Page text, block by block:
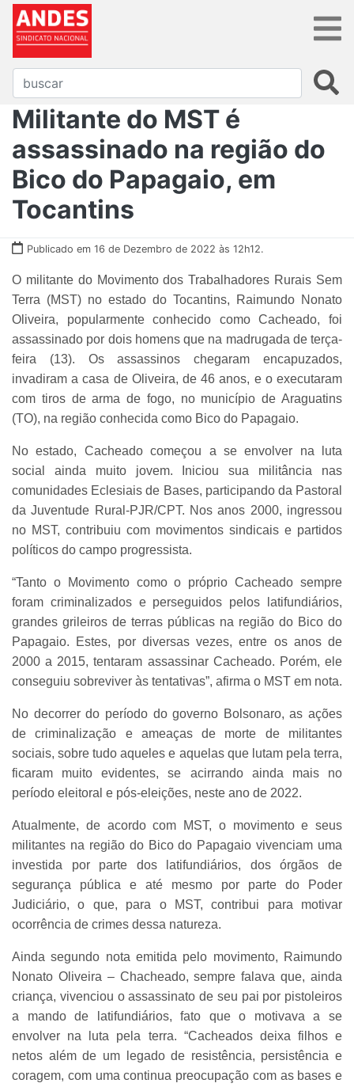
Militante do MST é
assassinado na região do
Bico do Papagaio, em
Tocantins
Publicado em 16 de Dezembro de 2022 às 12h12.
O militante do Movimento dos Trabalhadores Rurais Sem
Terra (MST) no estado do Tocantins, Raimundo Nonato
Oliveira, popularmente conhecido como Cacheado, foi
assassinado por dois homens que na madrugada de terça-
feira (13). Os assassinos chegaram encapuzados,
invadiram a casa de Oliveira, de 46 anos, e o executaram
com tiros de arma de fogo, no município de Araguatins
(TO), na região conhecida como Bico do Papagaio.
No estado, Cacheado começou a se envolver na luta
social ainda muito jovem. Iniciou sua militância nas
comunidades Eclesiais de Bases, participando da Pastoral
da Juventude Rural-PJR/CPT. Nos anos 2000, ingressou
no MST, contribuiu com movimentos sindicais e partidos
políticos do campo progressista.
“Tanto o Movimento como o próprio Cacheado sempre
foram criminalizados e perseguidos pelos latifundiários,
grandes grileiros de terras públicas na região do Bico do
Papagaio. Estes, por diversas vezes, entre os anos de
2000 a 2015, tentaram assassinar Cacheado. Porém, ele
conseguiu sobreviver às tentativas”, afirma o MST em nota.
No decorrer do período do governo Bolsonaro, as ações
de criminalização e ameaças de morte de militantes
sociais, sobre tudo aqueles e aquelas que lutam pela terra,
ficaram muito evidentes, se acirrando ainda mais no
período eleitoral e pós-eleições, neste ano de 2022.
Atualmente, de acordo com MST, o movimento e seus
militantes na região do Bico do Papagaio vivenciam uma
investida por parte dos latifundiários, dos órgãos de
segurança pública e até mesmo por parte do Poder
Judiciário, o que, para o MST, contribui para motivar
ocorrência de crimes dessa natureza.
Ainda segundo nota emitida pelo movimento, Raimundo
Nonato Oliveira – Chacheado, sempre falava que, ainda
criança, vivenciou o assassinato de seu pai por pistoleiros
a mando de latifundiários, fato que o motivava a se
envolver na luta pela terra. “Cacheados deixa filhos e
netos além de um legado de resistência, persistência e
coragem, com uma continua preocupação com as bases e